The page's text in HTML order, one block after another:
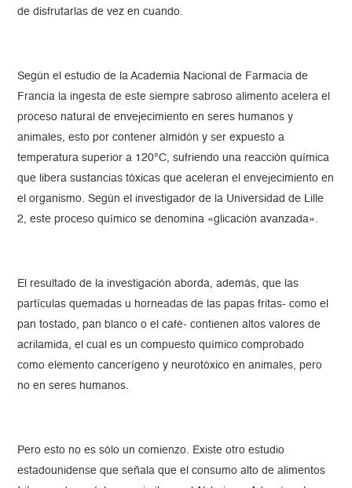
de disfrutarlas de vez en cuando.
Según el estudio de la Academia Nacional de Farmacia de
Francia la ingesta de este siempre sabroso alimento acelera el
proceso natural de envejecimiento en seres humanos y
animales, esto por contener almidón y ser expuesto a
temperatura superior a 120°C, sufriendo una reacción química
que libera sustancias tóxicas que aceleran el envejecimiento en
el organismo. Según el investigador de la Universidad de Lille
2, este proceso químico se denomina «glicación avanzada».
El resultado de la investigación aborda, además, que las
partículas quemadas u horneadas de las papas fritas- como el
pan tostado, pan blanco o el café- contienen altos valores de
acrilamida, el cual es un compuesto químico comprobado
como elemento cancerígeno y neurotóxico en animales, pero
no en seres humanos.
Pero esto no es sólo un comienzo. Existe otro estudio
estadounidense que señala que el consumo alto de alimentos